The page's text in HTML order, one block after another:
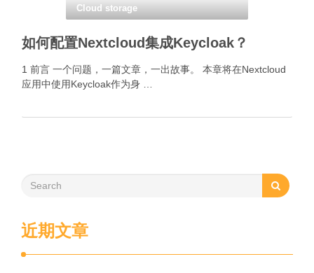
Cloud storage
如何配置Nextcloud集成Keycloak？
1 前言 一个问题，一篇文章，一出故事。 本章将在Nextcloud
应用中使用Keycloak作为身 …
近期文章